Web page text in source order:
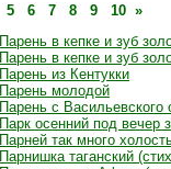
5 6 7 8 9 10 »
Парень в кепке и зуб
Парень в кепке и зуб
Парень из Кентукки
Парень молодой
Парень с Васильевского
Парк осенний под вечер
Парней так много
Парнишка таганский